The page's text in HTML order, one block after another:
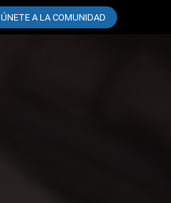
ÚNETE A LA COMUNIDAD